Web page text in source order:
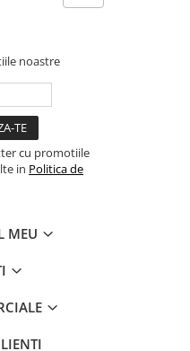
noastre
cu promotiile
in Politica de
MEU